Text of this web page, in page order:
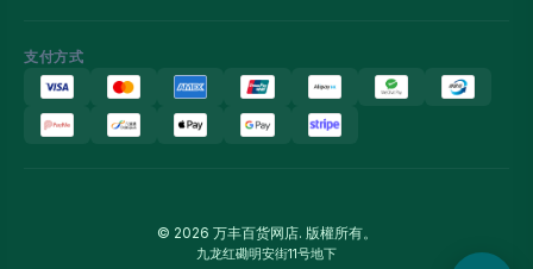
支付方式
© 2026 万丰百货网店. 版權所有。
九龙红磡明安街11号地下